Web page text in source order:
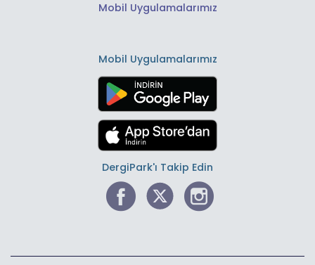
Mobil Uygulamalarımız
Mobil Uygulamalarımız
DergiPark'ı Takip Edin